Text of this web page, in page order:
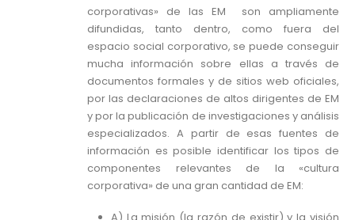
corporativas» de las EM son ampliamente
difundidas, tanto dentro, como fuera del
espacio social corporativo, se puede conseguir
mucha información sobre ellas a través de
documentos formales y de sitios web oficiales,
por las declaraciones de altos dirigentes de EM
y por la publicación de investigaciones y análisis
especializados. A partir de esas fuentes de
información es posible identificar los tipos de
componentes relevantes de la «cultura
corporativa» de una gran cantidad de EM: